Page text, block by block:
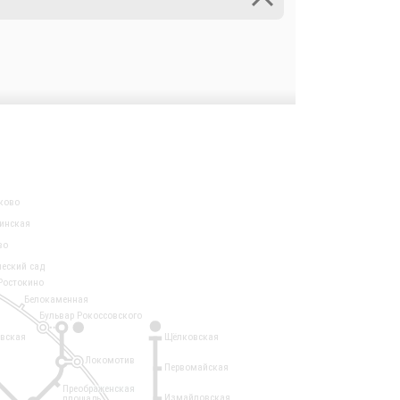
1
Локомотив
сад
Белокаменная
Щёлковская
Первомайская
Измайловская
Бульвар Рокоссовского
Преображенская